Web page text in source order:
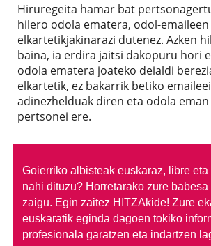
Hiruregeita hamar bat
hilero odola ematera, odol-emaileen
elkartetikjakinarazi dutenez. Azken
baina, ia erdira jaitsi dakopuru hori
odola ematera joateko deialdi
elkartetik, ez bakarrik betiko
adinezhelduak diren eta odola eman
pertsonei ere.
Goierriko albisteak euskaraz, libre
nahi dituzu? Horretarako zure
zaigu. Egin zaitez HITZAkide! Zure
euskaratik eginda dagoen tokiko
profesionala garatzen eta indartzen